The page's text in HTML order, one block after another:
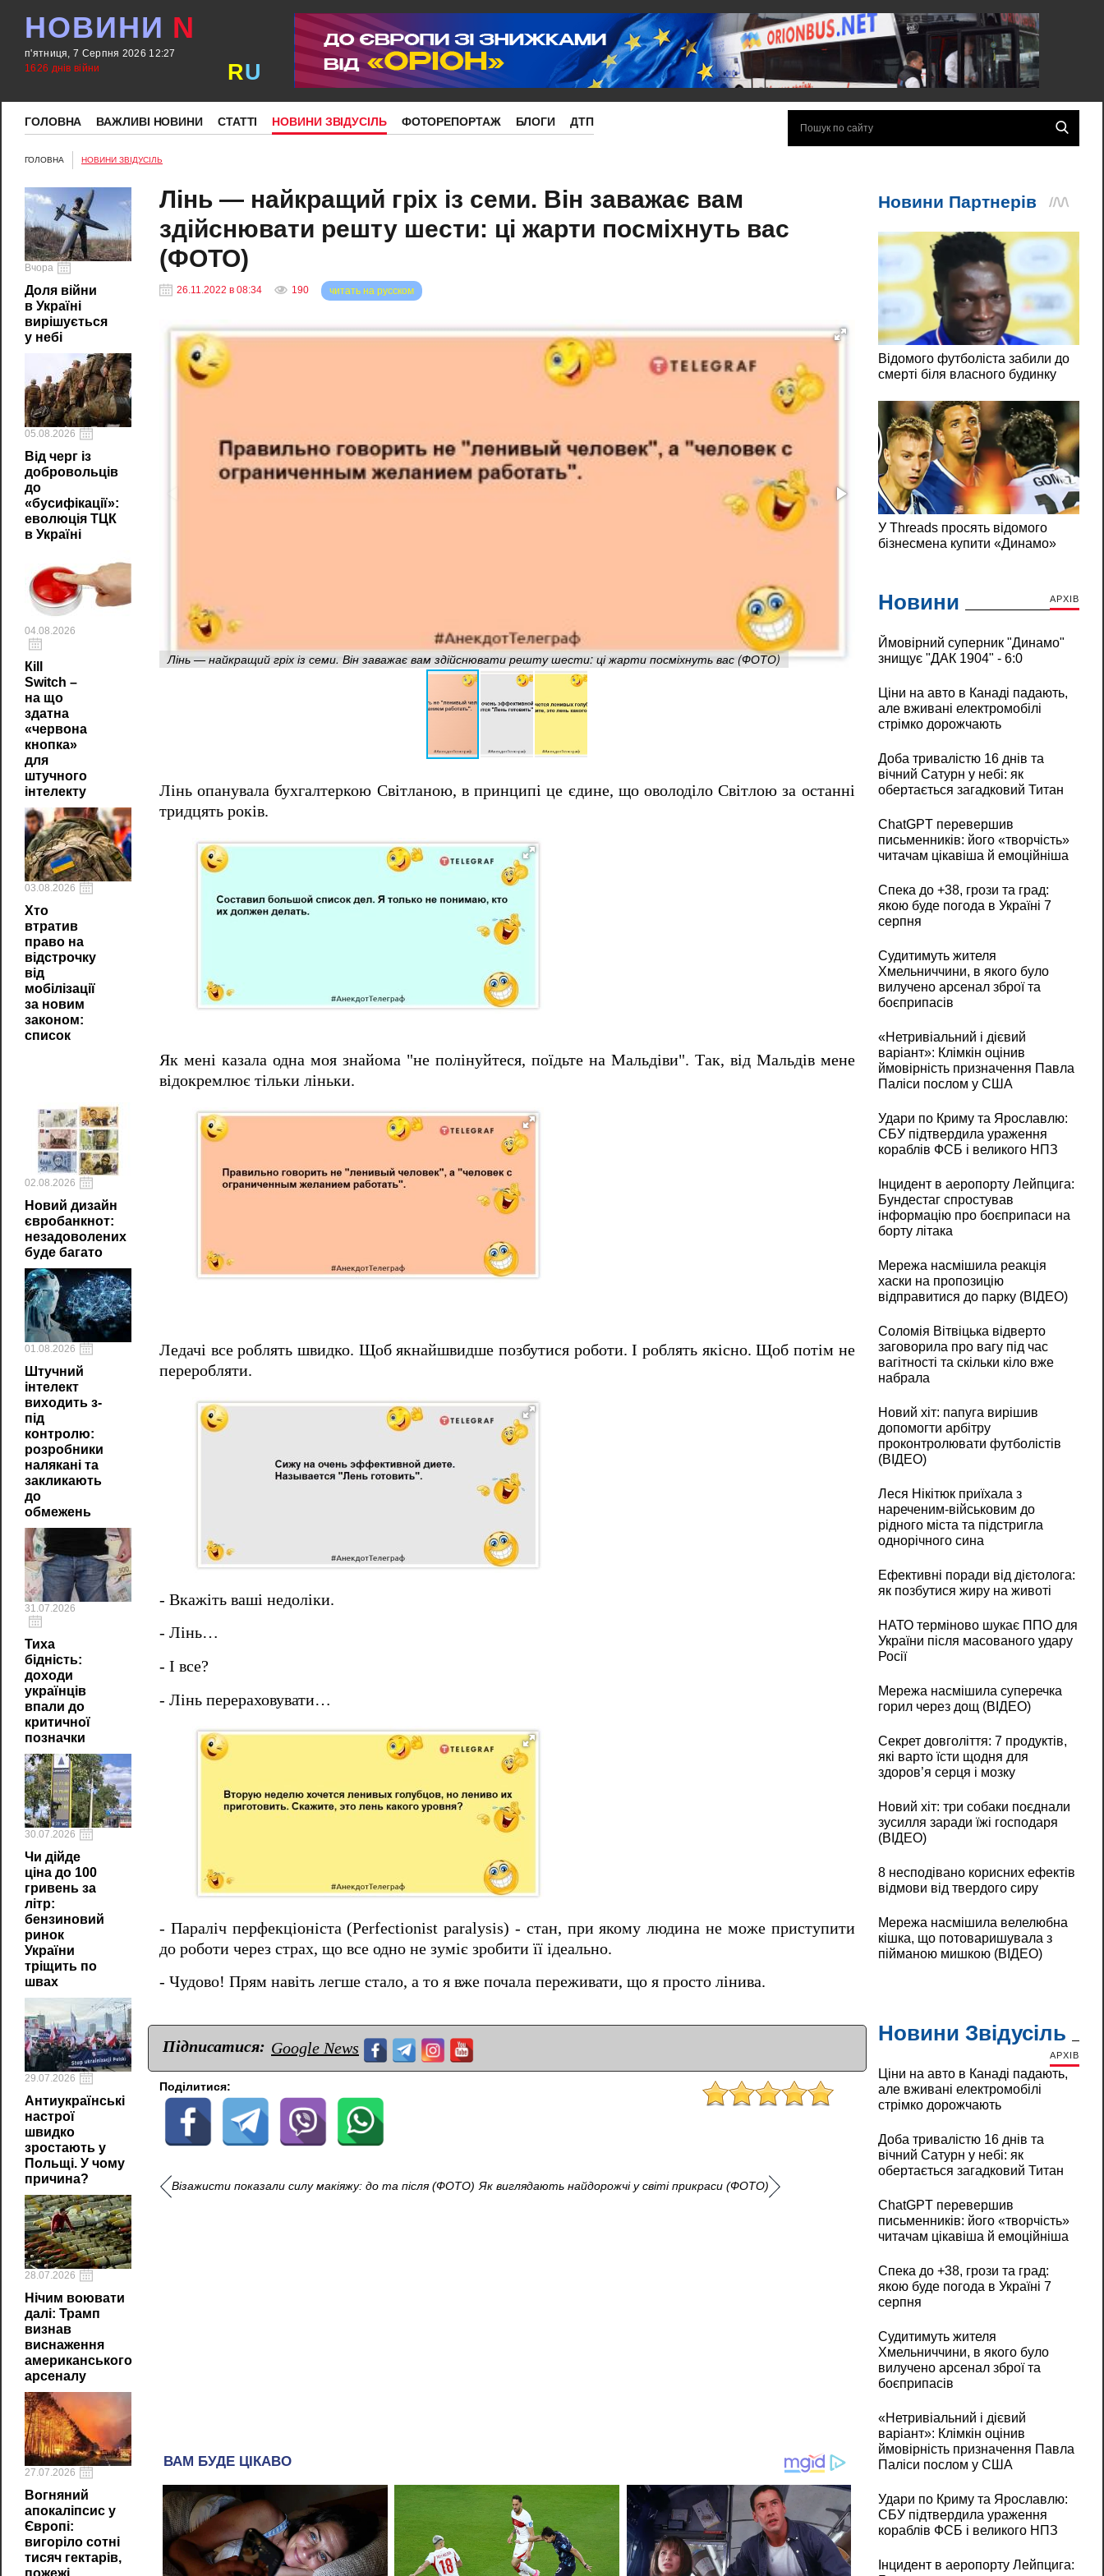
НОВИНИ N
п'ятниця, 7 Серпня 2026 12:27
1626 днів війни
RU
ГОЛОВНА ВАЖЛИВІ НОВИНИ СТАТТІ НОВИНИ ЗВІДУСІЛЬ ФОТОРЕПОРТАЖ БЛОГИ ДТП
ГОЛОВНА НОВИНИ ЗВІДУСІЛЬ
Вчора
Доля війни
в Україні
вирішується
у небі
05.08.2026
Від черг із
добровольців
до
«бусифікації»:
еволюція ТЦК
в Україні
04.08.2026
Кill
Switch –
на що
здатна
«червона
кнопка»
для
штучного
інтелекту
03.08.2026
Хто
втратив
право на
відстрочку
від
мобілізації
за новим
законом:
список
02.08.2026
Новий дизайн
євробанкнот:
незадоволених
буде багато
01.08.2026
Штучний
інтелект
виходить з-
під
контролю:
розробники
налякані та
закликають
до
обмежень
31.07.2026
Тиха
бідність:
доходи
українців
впали до
критичної
позначки
30.07.2026
Чи дійде
ціна до 100
гривень за
літр:
бензиновий
ринок
України
тріщить по
швах
29.07.2026
Антиукраїнські
настрої
швидко
зростають у
Польщі. У чому
причина?
28.07.2026
Нічим воювати
далі: Трамп
визнав
виснаження
американського
арсеналу
27.07.2026
Вогняний
апокаліпсис у
Європі:
вигоріло сотні
тисяч гектарів,
пожежі
Лінь — найкращий гріх із семи. Він заважає вам
здійснювати решту шести: ці жарти посміхнуть вас
(ФОТО)
26.11.2022 в 08:34 190 читать на русском
Лінь — найкращий гріх із семи. Він заважає вам здійснювати решту шести: ці жарти посміхнуть вас (ФОТО) Лінь — найкращий гріх із семи. Він
Лінь опанувала бухгалтеркою Світланою, в принципі це єдине, що оволоділо Світлою за останні
тридцять років.
Як мені казала одна моя знайома "не полінуйтеся, поїдьте на Мальдіви". Так, від Мальдів мене
відокремлює тільки ліньки.
Ледачі все роблять швидко. Щоб якнайшвидше позбутися роботи.І роблять якісно.Щоб потім не
переробляти.
- Вкажіть ваші недоліки.
- Лінь…
- І все?
- Лінь перераховувати…
- Параліч перфекціоніста (Perfectionist paralysis) - стан, при якому людина не може приступити
до роботи через страх, що все одно не зуміє зробити її ідеально.
- Чудово! Прям навіть легше стало, а то я вже почала переживати, що я просто лінива.
Підписатися: Google News
Поділитися:
Візажисти показали силу макіяжу: до та після (ФОТО) Як виглядають найдорожчі у світі прикраси (ФОТО)
Новини АРХІВ
Ймовірний суперник "Динамо"
знищує "ДАК 1904" - 6:0
Ціни на авто в Канаді падають,
але вживані електромобілі
стрімко дорожчають
Доба тривалістю 16 днів та
вічний Сатурн у небі: як
обертається загадковий Титан
ChatGPT перевершив
письменників: його «творчість»
читачам цікавіша й емоційніша
Спека до +38, грози та град:
якою буде погода в Україні 7
серпня
Судитимуть жителя
Хмельниччини, в якого було
вилучено арсенал зброї та
боєприпасів
«Нетривіальний і дієвий
варіант»: Клімкін оцінив
ймовірність призначення Павла
Паліси послом у США
Удари по Криму та Ярославлю:
СБУ підтвердила ураження
кораблів ФСБ і великого НПЗ
Інцидент в аеропорту Лейпцига:
Бундестаг спростував
інформацію про боєприпаси на
борту літака
Мережа насмішила реакція
хаски на пропозицію
відправитися до парку (ВІДЕО)
Соломія Вітвіцька відверто
заговорила про вагу під час
вагітності та скільки кіло вже
набрала
Новий хіт: папуга вирішив
допомогти арбітру
проконтролювати футболістів
(ВІДЕО)
Леся Нікітюк приїхала з
нареченим-військовим до
рідного міста та підстригла
однорічного сина
Ефективні поради від дієтолога:
як позбутися жиру на животі
НАТО терміново шукає ППО для
України після масованого удару
Росії
Мережа насмішила суперечка
горил через дощ (ВІДЕО)
Секрет довголіття: 7 продуктів,
які варто їсти щодня для
здоров’я серця і мозку
Новий хіт: три собаки поєднали
зусилля заради їжі господаря
(ВІДЕО)
8 несподівано корисних ефектів
відмови від твердого сиру
Мережа насмішила велелюбна
кішка, що потоваришувала з
пійманою мишкою (ВІДЕО)
Новини Звідусіль
АРХІВ
Ціни на авто в Канаді падають,
але вживані електромобілі
стрімко дорожчають
Доба тривалістю 16 днів та
вічний Сатурн у небі: як
обертається загадковий Титан
ChatGPT перевершив
письменників: його «творчість»
читачам цікавіша й емоційніша
Спека до +38, грози та град:
якою буде погода в Україні 7
серпня
Судитимуть жителя
Хмельниччини, в якого було
вилучено арсенал зброї та
боєприпасів
«Нетривіальний і дієвий
варіант»: Клімкін оцінив
ймовірність призначення Павла
Паліси послом у США
Удари по Криму та Ярославлю:
СБУ підтвердила ураження
кораблів ФСБ і великого НПЗ
Інцидент в аеропорту Лейпцига: